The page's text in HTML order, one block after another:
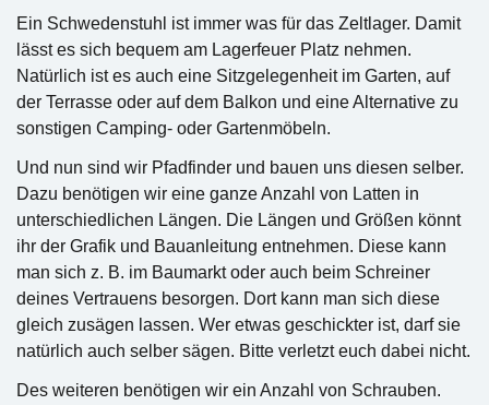
Ein Schwedenstuhl ist immer was für das Zeltlager. Damit
lässt es sich bequem am Lagerfeuer Platz nehmen.
Natürlich ist es auch eine Sitzgelegenheit im Garten, auf
der Terrasse oder auf dem Balkon und eine Alternative zu
sonstigen Camping- oder Gartenmöbeln.
Und nun sind wir Pfadfinder und bauen uns diesen selber.
Dazu benötigen wir eine ganze Anzahl von Latten in
unterschiedlichen Längen. Die Längen und Größen könnt
ihr der Grafik und Bauanleitung entnehmen. Diese kann
man sich z. B. im Baumarkt oder auch beim Schreiner
deines Vertrauens besorgen. Dort kann man sich diese
gleich zusägen lassen. Wer etwas geschickter ist, darf sie
natürlich auch selber sägen. Bitte verletzt euch dabei nicht.
Des weiteren benötigen wir ein Anzahl von Schrauben.